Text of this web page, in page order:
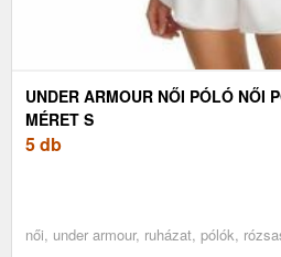
UNDER ARMOUR NŐI PÓLÓ NŐI
MÉRET S
5 db
női, under armour, ruházat, pólók,